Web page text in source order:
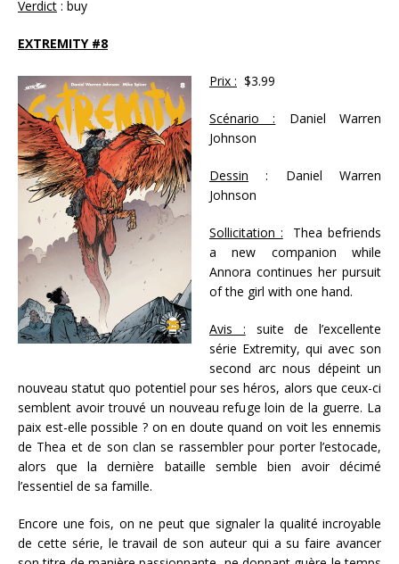
Verdict : buy
EXTREMITY #8
Prix : $3.99
Scénario : Daniel Warren
Johnson
Dessin : Daniel Warren
Johnson
Sollicitation :
Thea befriends
a new companion while
Annora continues her pursuit
of the girl with one hand.
Avis : suite de l’excellente
série Extremity, qui avec son
second arc nous dépeint un
nouveau statut quo potentiel pour ses héros, alors que ceux-ci
semblent avoir trouvé un nouveau refuge loin de la guerre. La
paix est-elle possible ? on en doute quand on voit les ennemis
de Thea et de son clan se rassembler pour porter l’estocade,
alors que la dernière bataille semble bien avoir décimé
l’essentiel de sa famille.
Encore une fois, on ne peut que signaler la qualité incroyable
de cette série, le travail de son auteur qui a su faire avancer